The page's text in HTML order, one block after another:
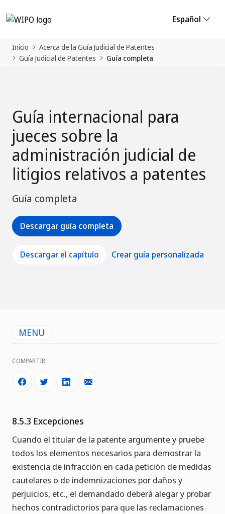
Español
Inicio
Acerca de la Guía Judicial de Patentes
Guía Judicial de Patentes
Guía completa
Guía internacional para
jueces sobre la
administración judicial de
litigios relativos a patentes
Guía completa
Descargar guía completa
Descargar el capítulo Crear guía personalizada
MENU
COMPARTIR
8.5.3 Excepciones
Cuando el titular de la patente argumente y pruebe
todos los elementos necesarios para demostrar la
existencia de infracción en cada petición de medidas
cautelares o de indemnizaciones por daños y
perjuicios, etc., el demandado deberá alegar y probar
hechos contradictorios para que las reclamaciones